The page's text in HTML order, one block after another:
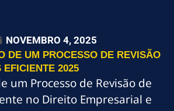
NOVEMBRO 4, 2025
DE UM PROCESSO DE REVISÃO
EFICIENTE 2025
um Processo de Revisão de
no Direito Empresarial e